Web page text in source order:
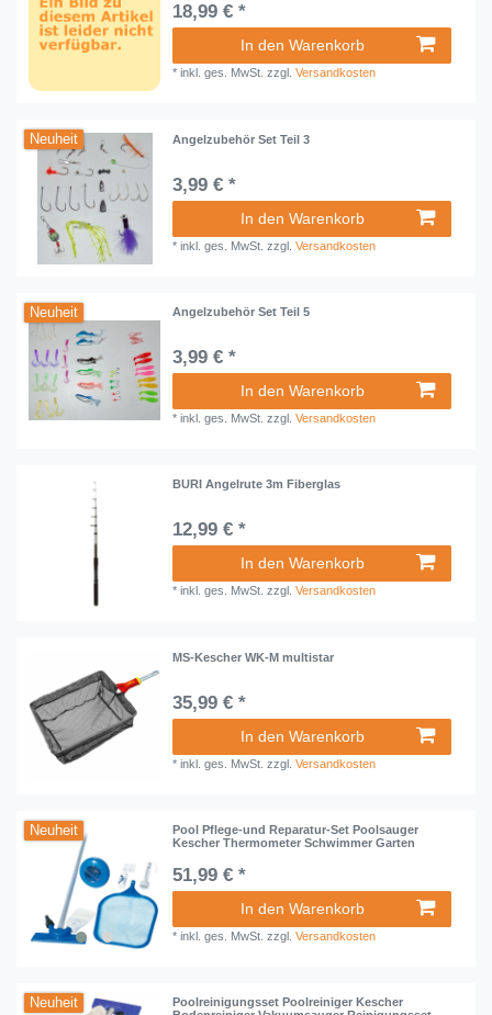
18,99 € *
In den Warenkorb
*inkl. ges. MwSt. zzgl.Versandkosten
Neuheit Angelzubehör Set Teil 3
3,99 € *
In den Warenkorb
*inkl. ges. MwSt. zzgl.Versandkosten
Neuheit Angelzubehör Set Teil 5
3,99 € *
In den Warenkorb
*inkl. ges. MwSt. zzgl.Versandkosten
BURI Angelrute 3m Fiberglas
12,99 € *
In den Warenkorb
*inkl. ges. MwSt. zzgl.Versandkosten
MS-Kescher WK-M multistar
35,99 € *
In den Warenkorb
*inkl. ges. MwSt. zzgl.Versandkosten
Neuheit
Pool Pflege-und Reparatur-Set Poolsauger
Kescher Thermometer Schwimmer Garten
51,99 € *
In den Warenkorb
*inkl. ges. MwSt. zzgl.Versandkosten
Neuheit
Poolreinigungsset Poolreiniger Kescher